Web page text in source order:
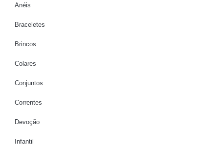
Anéis
Braceletes
Brincos
Colares
Conjuntos
Correntes
Devoção
Infantil